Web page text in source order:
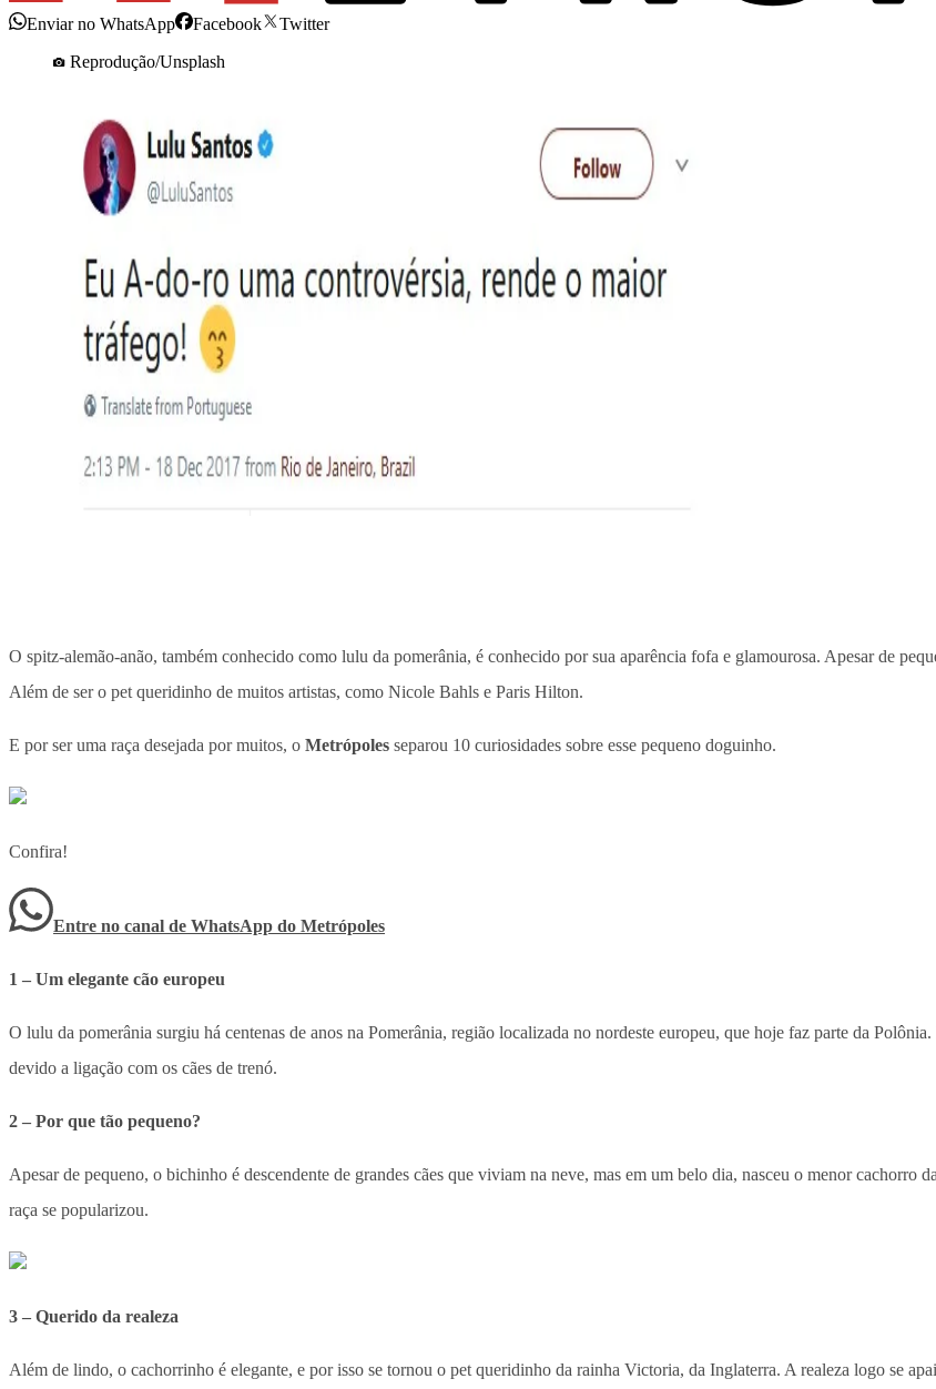
Enviar no WhatsApp Facebook
Twitter
Reprodução/Unsplash
O spitz-alemão-anão, também conhecido como lulu da pomerânia, é conhecido por sua aparência fofa e glamourosa. Apesar de
Além de ser o pet queridinho de muitos artistas, como Nicole Bahls e Paris Hilton.
E por ser uma raça desejada por muitos, o Metrópoles separou 10 curiosidades sobre esse pequeno doguinho.
Confira!
Entre no canal de WhatsApp do Metrópoles
1 – Um elegante cão europeu
O lulu da pomerânia surgiu há centenas de anos na Pomerânia, região localizada no nordeste europeu, que hoje faz parte da
devido a ligação com os cães de trenó.
2 – Por que tão pequeno?
Apesar de pequeno, o bichinho é descendente de grandes cães que viviam na neve, mas em um belo dia, nasceu o menor cachorro
raça se popularizou.
3 – Querido da realeza
Além de lindo, o cachorrinho é elegante, e por isso se tornou o pet queridinho da rainha Victoria, da Inglaterra. A realeza logo se